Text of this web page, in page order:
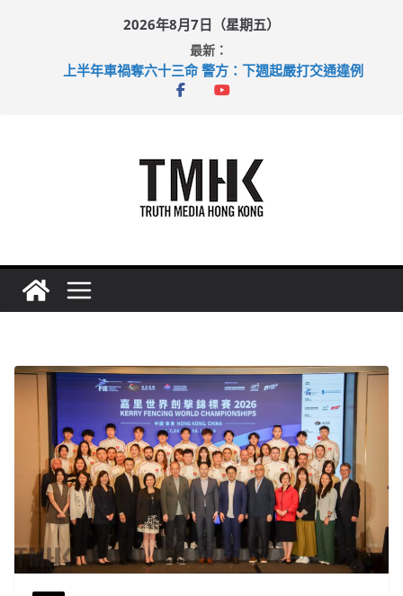
2026年8月7日（星期五）
最新：
上半年車禍奪六十三命 警方：下週起嚴打交通違例
性罪行修例獲九成支持 鄧炳強：爭取今屆任期內完成立法